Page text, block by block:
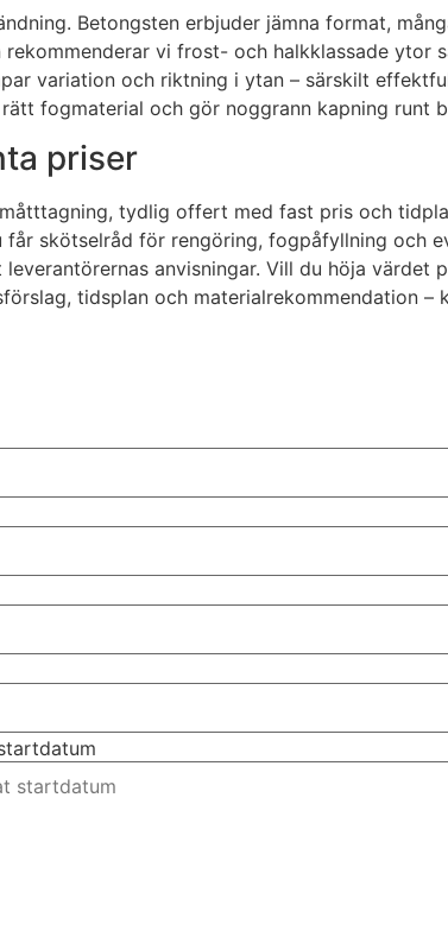
Betongsten erbjuder jämna format,
vi frost- och halkklassade ytor
variation och riktning i ytan – särskilt
fogmaterial och gör noggrann kapning
priser
tydlig offert med fast pris och
skötselråd för rengöring, fogpåfyllning och
anvisningar. Vill du höja
tidsplan och materialrekommendation –